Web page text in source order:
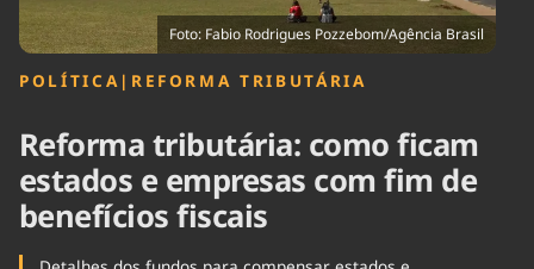
Foto: Fabio Rodrigues Pozzebom/Agência Brasil
POLÍTICA | REFORMA TRIBUTÁRIA
Reforma tributária: como ficam
estados e empresas com fim de
benefícios fiscais